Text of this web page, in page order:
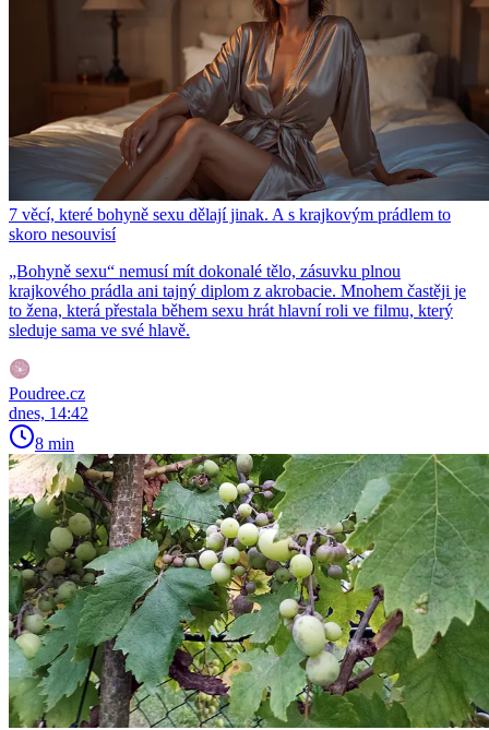
7 věcí, které bohyně sexu dělají jinak. A s krajkovým prádlem to
skoro nesouvisí
„Bohyně sexu“ nemusí mít dokonalé tělo, zásuvku plnou
krajkového prádla ani tajný diplom z akrobacie. Mnohem častěji je
to žena, která přestala během sexu hrát hlavní roli ve filmu, který
sleduje sama ve své hlavě.
Poudree.cz
dnes, 14:42
8 min